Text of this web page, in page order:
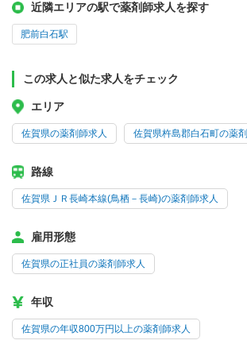
近隣エリアの駅で薬剤師求人を探す
肥前白石駅
この求人と似た求人をチェック
エリア
佐賀県の薬剤師求人 佐賀県杵島郡白石町の薬
路線
佐賀県ＪＲ長崎本線(鳥栖－長崎)の薬剤師求人
雇用形態
佐賀県の正社員の薬剤師求人
年収
佐賀県の年収800万円以上の薬剤師求人